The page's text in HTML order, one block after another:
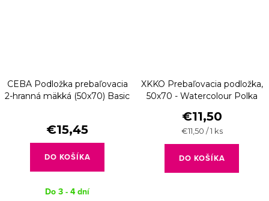
CEBA Podložka prebaľovacia
2-hranná mäkká (50x70) Basic
€15,45
DO KOŠÍKA
Do 3 - 4 dní
XKKO Prebaľovacia podložka,
50x70 - Watercolour Polka
€11,50
Jednotková
cena:
€11,50 / 1 ks
DO KOŠÍKA